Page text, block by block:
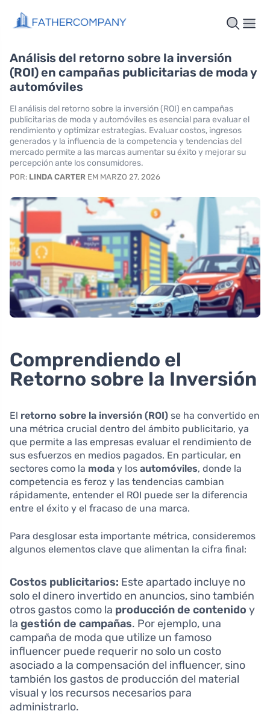
Análisis del retorno sobre la inversión
(ROI) en campañas publicitarias de moda y
automóviles
El análisis del retorno sobre la inversión (ROI) en campañas
publicitarias de moda y automóviles es esencial para evaluar el
rendimiento y optimizar estrategias. Evaluar costos, ingresos
generados y la influencia de la competencia y tendencias del
mercado permite a las marcas aumentar su éxito y mejorar su
percepción ante los consumidores.
POR: LINDA CARTER EM MARZO 27, 2026
Comprendiendo el
Retorno sobre la Inversión
El retorno sobre la inversión (ROI) se ha convertido en
una métrica crucial dentro del ámbito publicitario, ya
que permite a las empresas evaluar el rendimiento de
sus esfuerzos en medios pagados. En particular, en
sectores como la moda y los automóviles, donde la
competencia es feroz y las tendencias cambian
rápidamente, entender el ROI puede ser la diferencia
entre el éxito y el fracaso de una marca.
Para desglosar esta importante métrica, consideremos
algunos elementos clave que alimentan la cifra final:
Costos publicitarios: Este apartado incluye no
solo el dinero invertido en anuncios, sino también
otros gastos como la producción de contenido y
la gestión de campañas. Por ejemplo, una
campaña de moda que utilize un famoso
influencer puede requerir no solo un costo
asociado a la compensación del influencer, sino
también los gastos de producción del material
visual y los recursos necesarios para
administrarlo.